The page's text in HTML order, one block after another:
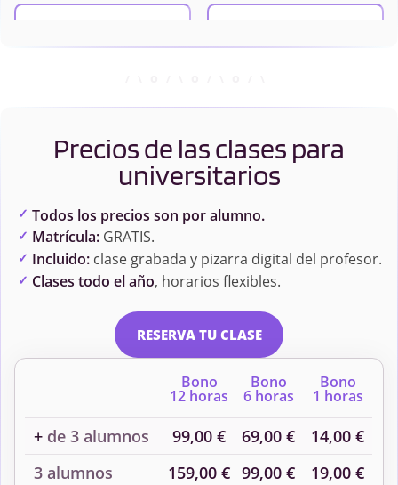
Empresa Turística
y Análisis de Datos I
Inteligencia Turística
Investigación de
Comportamiento del
Consumidor
Precios de las clases para
universitarios
Todos los precios son por alumno.
Matrícula:GRATIS.
Incluido:clase grabada y pizarra digital del profesor.
Clases todo el año, horarios flexibles.
RESERVA TU CLASE
Bono
12 horas
Bono
6 horas
Bono
1 horas
+ de 3 alumnos 99,00 € 69,00 €
14,00 €
3 alumnos
159,00 € 99,00 €
19,00 €